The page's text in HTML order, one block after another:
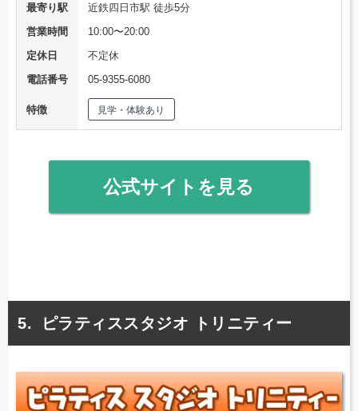
最寄り駅
近鉄四日市駅 徒歩5分
営業時間
10:00〜20:00
定休日
不定休
電話番号
05-9355-6080
特徴 見学・体験あり
公式サイトを見る
ピラティススタジオ トリニティー